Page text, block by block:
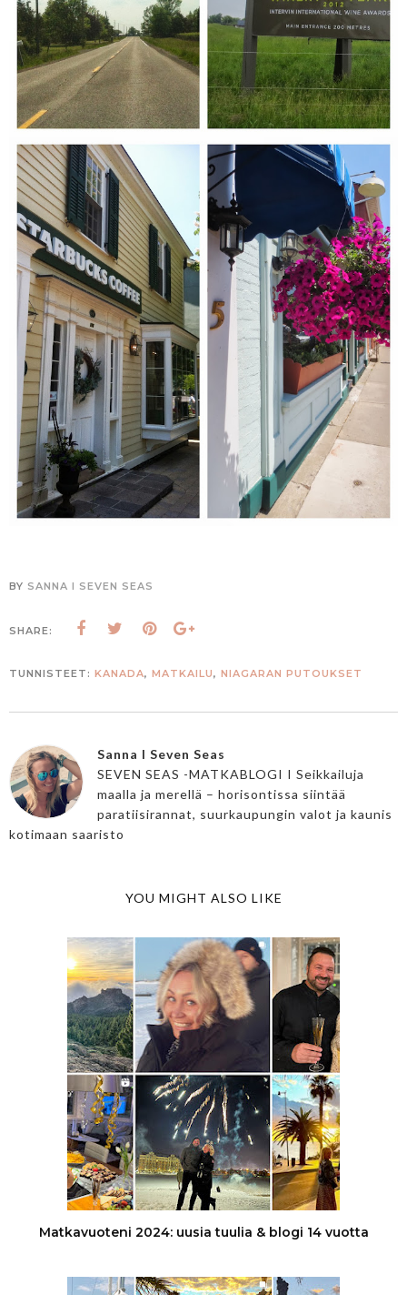
BY SANNA I SEVEN SEAS
SHARE:
TUNNISTEET: KANADA, MATKAILU, NIAGARAN PUTOUKSET
Sanna I Seven Seas
SEVEN SEAS -MATKABLOGI I Seikkailuja
maalla ja merellä – horisontissa siintää
paratiisirannat, suurkaupungin valot ja kaunis
kotimaan saaristo
YOU MIGHT ALSO LIKE
Matkavuoteni 2024: uusia tuulia & blogi 14 vuotta